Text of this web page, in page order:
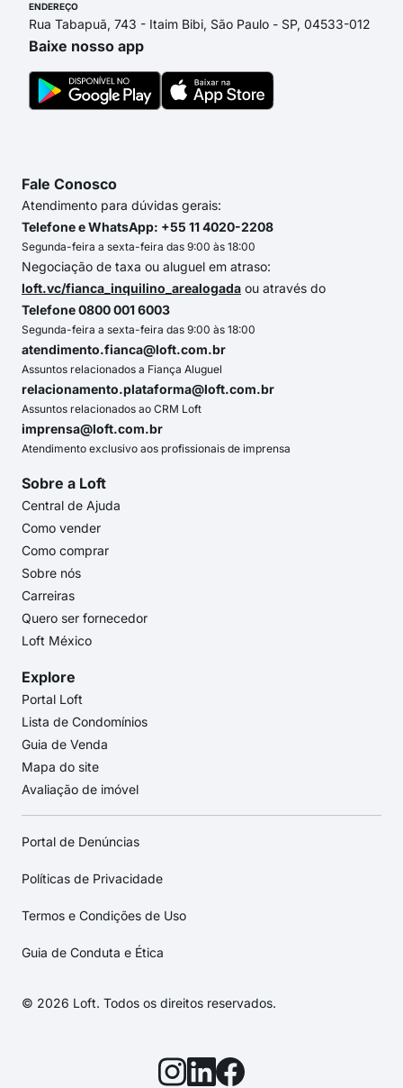
ENDEREÇO
Rua Tabapuã, 743 - Itaim Bibi, São Paulo - SP, 04533-012
Baixe nosso app
Fale Conosco
Atendimento para dúvidas gerais:
Telefone e WhatsApp: +55 11 4020-2208
Segunda-feira a sexta-feira das 9:00 às 18:00
Negociação de taxa ou aluguel em atraso:
loft.vc/fianca_inquilino_arealogada ou através do
Telefone 0800 001 6003
Segunda-feira a sexta-feira das 9:00 às 18:00
atendimento.fianca@loft.com.br
Assuntos relacionados a Fiança Aluguel
relacionamento.plataforma@loft.com.br
Assuntos relacionados ao CRM Loft
imprensa@loft.com.br
Atendimento exclusivo aos profissionais de imprensa
Sobre a Loft
Central de Ajuda
Como vender
Como comprar
Sobre nós
Carreiras
Quero ser fornecedor
Loft México
Explore
Portal Loft
Lista de Condomínios
Guia de Venda
Mapa do site
Avaliação de imóvel
Portal de Denúncias
Políticas de Privacidade
Termos e Condições de Uso
Guia de Conduta e Ética
© 2026 Loft. Todos os direitos reservados.